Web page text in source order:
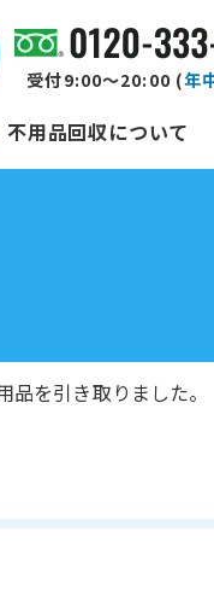
受付9:00～20:00 (年
不用品回収について
品を引き取りました。